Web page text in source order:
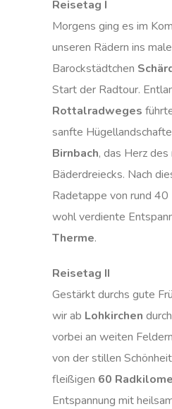
Reisetag I
Morgens ging es im
unseren Rädern ins
Barockstädtchen
Start der Radtour.
Rottalradweges
sanfte
Birnbach, das Herz
Bäderdreiecks. Nach
Radetappe von rund
wohl verdiente
Therme.
Reisetag II
Gestärkt durchs gute
wir ab Lohkirchen
vorbei an weiten
von der stillen
fleißigen 60
Entspannung mit